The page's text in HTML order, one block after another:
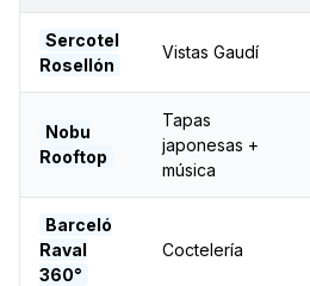
Sercotel
Rosellón
Vistas Gaudí
Nobu
Rooftop
Tapas
japonesas +
música
Barceló
Raval
360°
Coctelería